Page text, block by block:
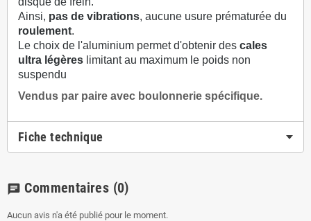
Ainsi, pas de vibrations, aucune usure prématurée du
roulement.
Le choix de l'aluminium permet d'obtenir des cales
ultra légères limitant au maximum le poids non
suspendu
Vendus par paire avec boulonnerie spécifique.
Fiche technique
chat Commentaires (0)
Aucun avis n'a été publié pour le moment.